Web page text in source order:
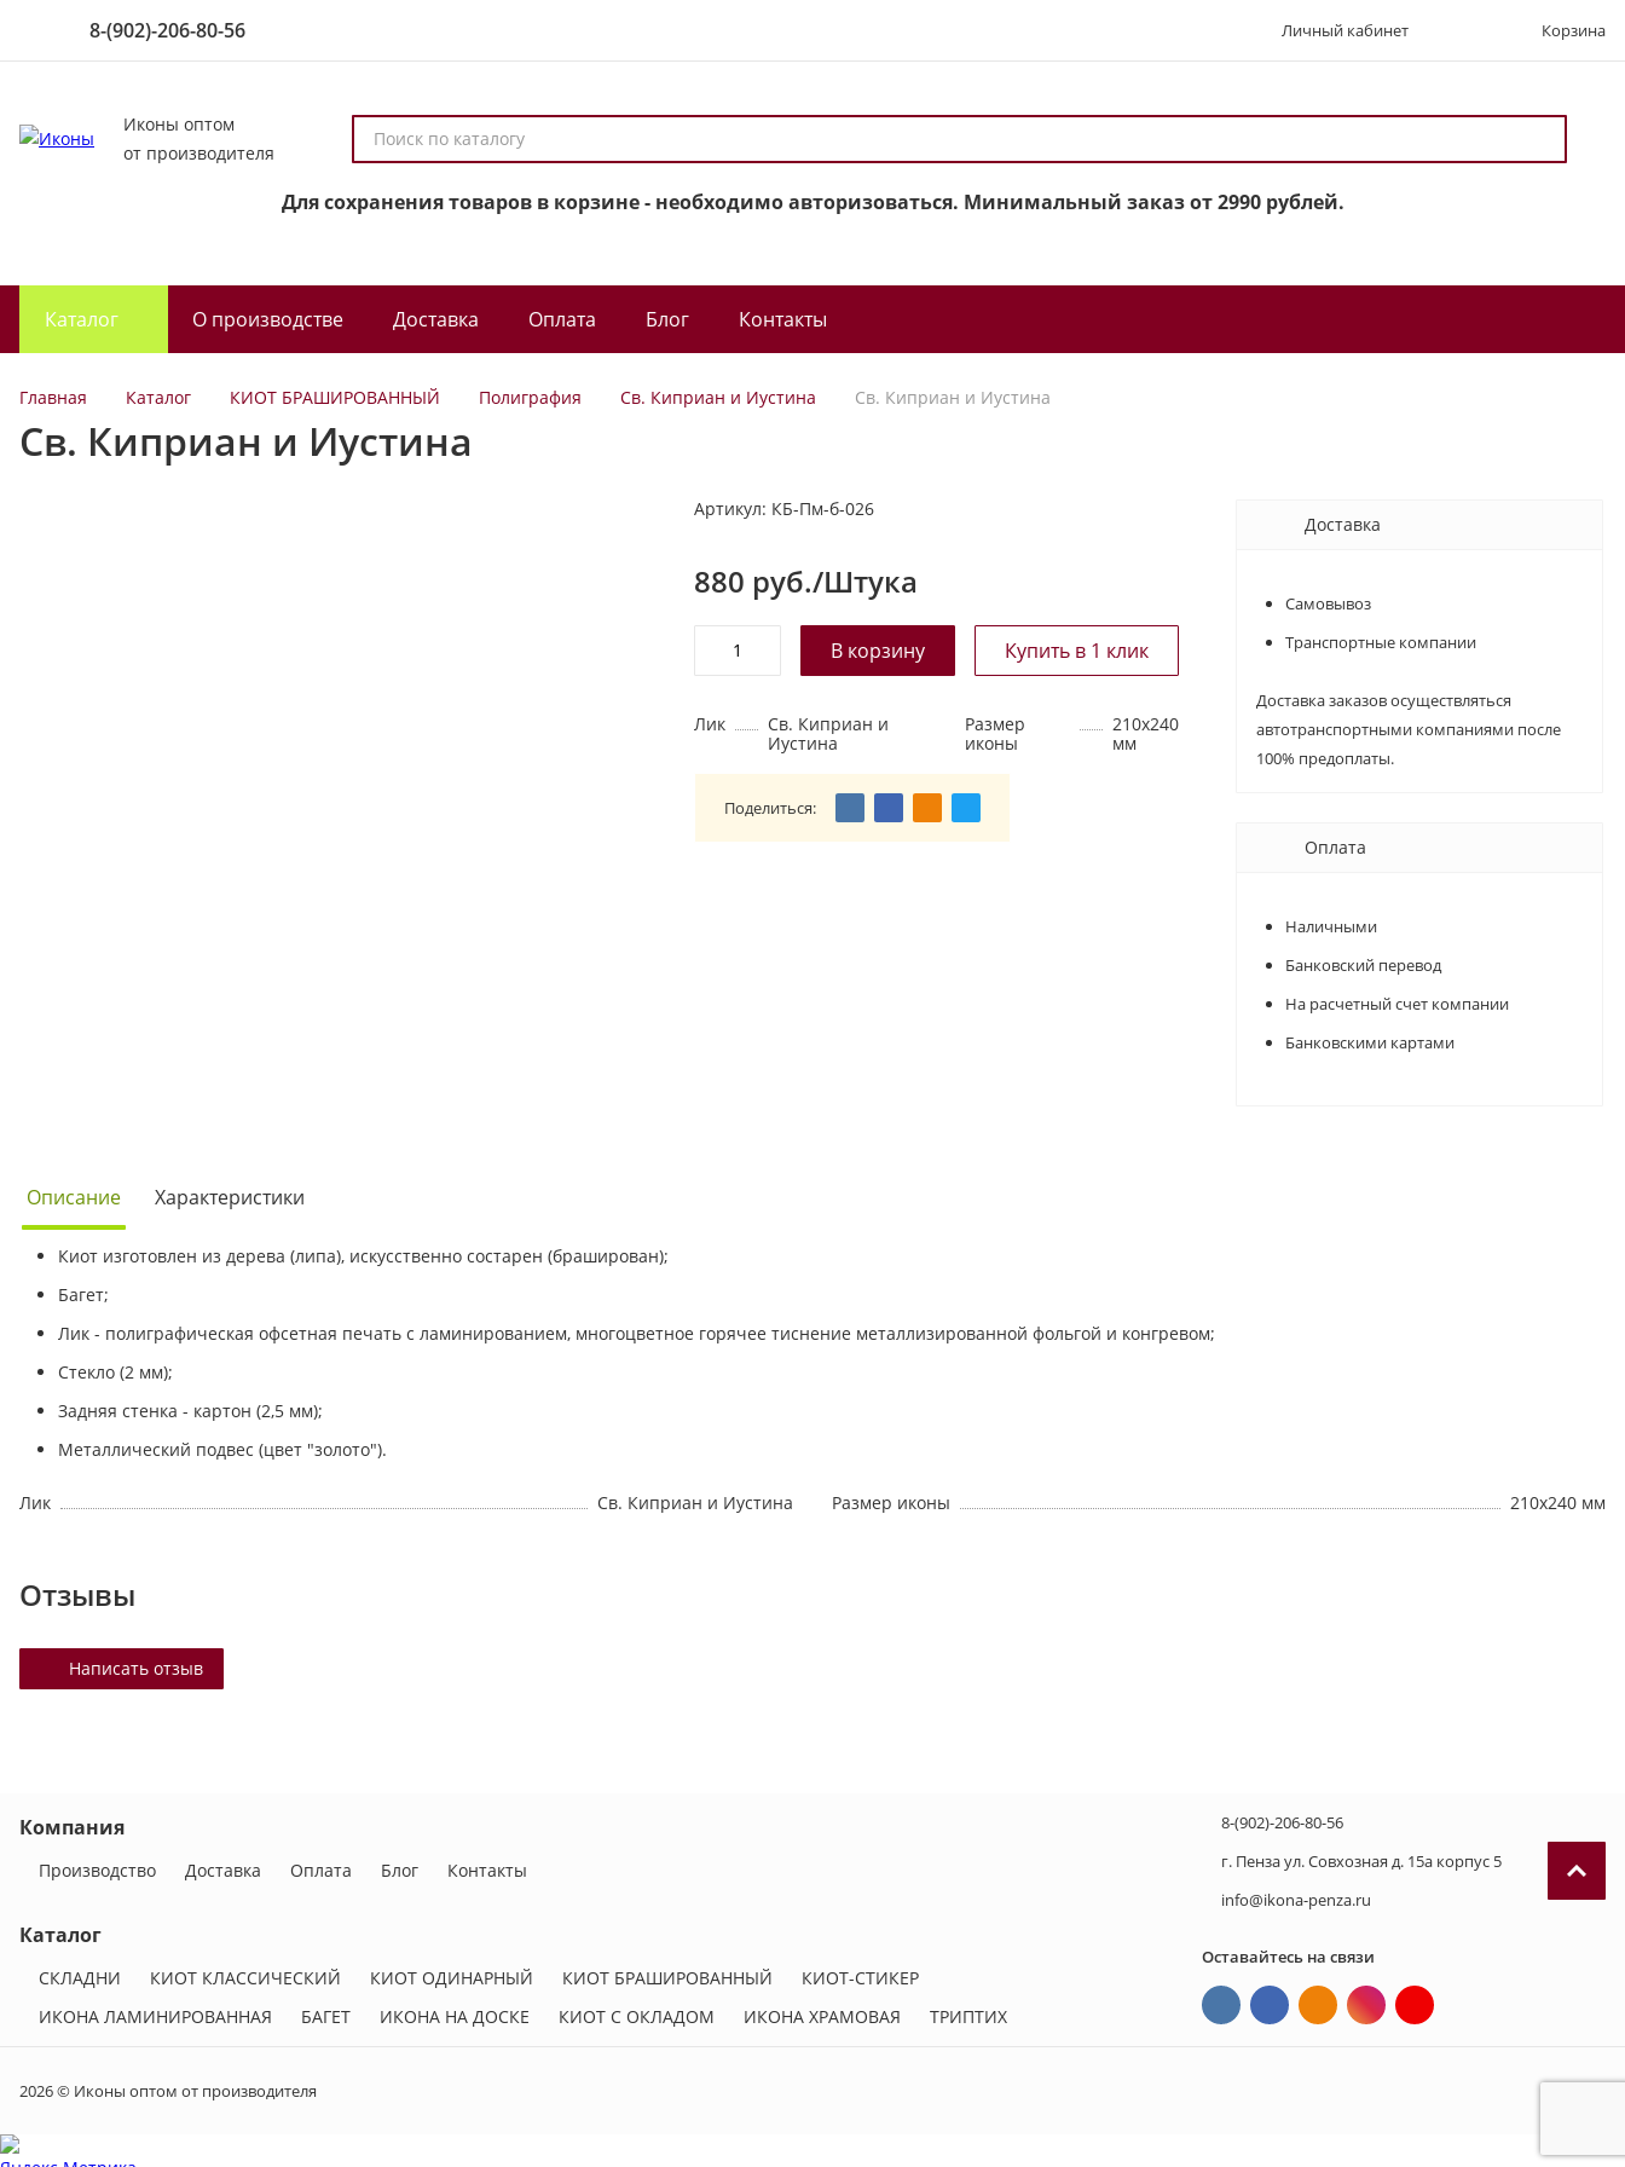
8-(902)-206-80-56 Личный кабинет Корзина
Иконы оптом
от производителя
о
с
а
т
л
Для сохранения товаров в корзине - необходимо авторизоваться. Минимальный заказ от 2990 рублей.
Каталог О производстве Доставка Оплата Блог Контакты
Главная Каталог КИОТ БРАШИРОВАННЫЙ Полиграфия Св. Киприан и Иустина Св. Киприан и Иустина
Св. Киприан и Иустина
Артикул: КБ-Пм-б-026
880 руб./Штука
Лик
Св. Киприан и
Иустина
Размер
иконы
210х240
мм
Поделиться:
Доставка
Самовывоз
Транспортные компании
Доставка заказов осуществляться
автотранспортными компаниями после
100% предоплаты.
Оплата
Наличными
Банковский перевод
На расчетный счет компании
Банковскими картами
Описание Характеристики
Киот изготовлен из дерева (липа), искусственно состарен (браширован);
Багет;
Лик - полиграфическая офсетная печать с ламинированием, многоцветное горячее тиснение металлизированной фольгой и конгревом;
Стекло (2 мм);
Задняя стенка - картон (2,5 мм);
Металлический подвес (цвет "золото").
Лик Св. Киприан и Иустина Размер иконы 210х240 мм
Отзывы
Написать отзыв
Компания
Производство Доставка Оплата Блог Контакты
Каталог
СКЛАДНИ КИОТ КЛАССИЧЕСКИЙ КИОТ ОДИНАРНЫЙ КИОТ БРАШИРОВАННЫЙ
КИОТ-СТИКЕР
ИКОНА ЛАМИНИРОВАННАЯ
БАГЕТ ИКОНА НА ДОСКЕ КИОТ С ОКЛАДОМ ИКОНА ХРАМОВАЯ ТРИПТИХ
8-(902)-206-80-56
г. Пенза ул. Совхозная д. 15а корпус 5
info@ikona-penza.ru
Оставайтесь на связи
2026 © Иконы оптом от производителя